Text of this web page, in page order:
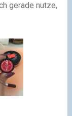
gerade nutze,